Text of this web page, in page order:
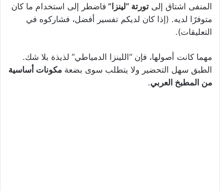
المنفى اشتاق إلى تورتة “لينزا” فاضطر إلى استخدام ما كان
متوفرًا لديه. (إذا كان لديكم تفسير أفضل، فشاركوه في
التعليقات).
مهما كانت أصولها، فإن “اللينزا الدمياطي” لذيذة بلا شك.
الطبق سهل التحضير ولا يتطلب سوى بضعة مكونات أساسية
من المطبخ العربي.